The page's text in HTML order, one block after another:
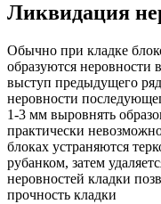
Ликвидация
Обычно при кладке
образуются
выступ предыдущего
неровности
1-3 мм выровнять
практически
блоках устраняются
рубанком, затем
неровностей кладки
прочность кладки